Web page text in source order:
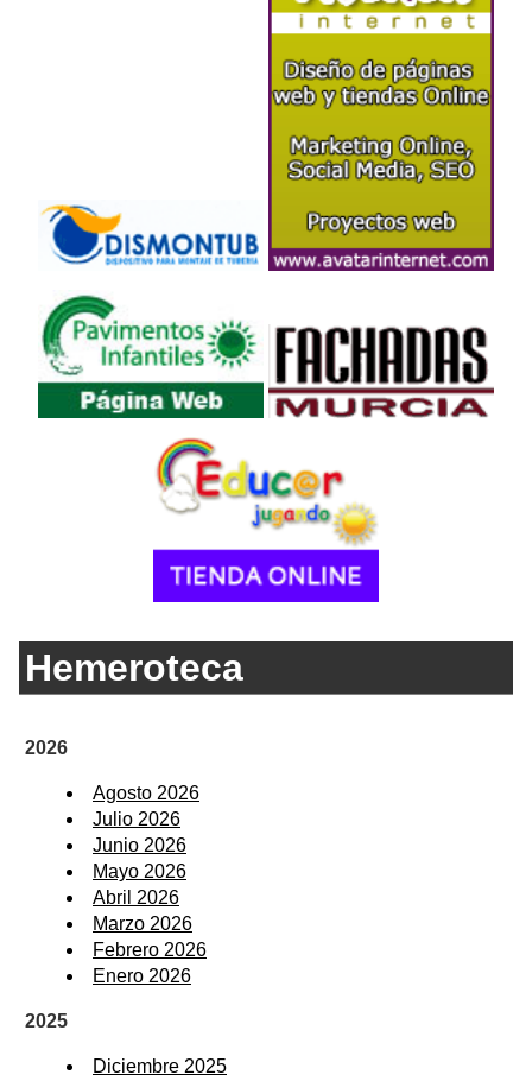
Hemeroteca
2026
Agosto 2026
Julio 2026
Junio 2026
Mayo 2026
Abril 2026
Marzo 2026
Febrero 2026
Enero 2026
2025
Diciembre 2025